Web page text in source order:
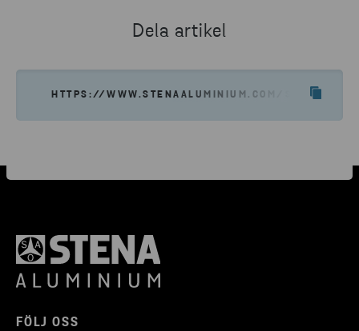
Dela artikel
HTTPS://WWW.STENAALUMINIUM.COM/SV/
FÖLJ OSS